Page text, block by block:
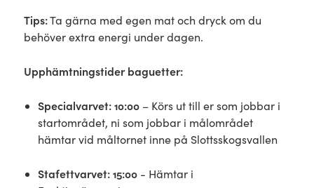
Tips:Ta gärna med egen mat och dryck om du
behöver extra energi under dagen.
Upphämtningstider baguetter:
Specialvarvet: 10:00 – Körs ut till er som jobbar i
startområdet, ni som jobbar i målområdet
hämtar vid måltornet inne på Slottsskogsvallen
Stafettvarvet: 15:00- Hämtar i